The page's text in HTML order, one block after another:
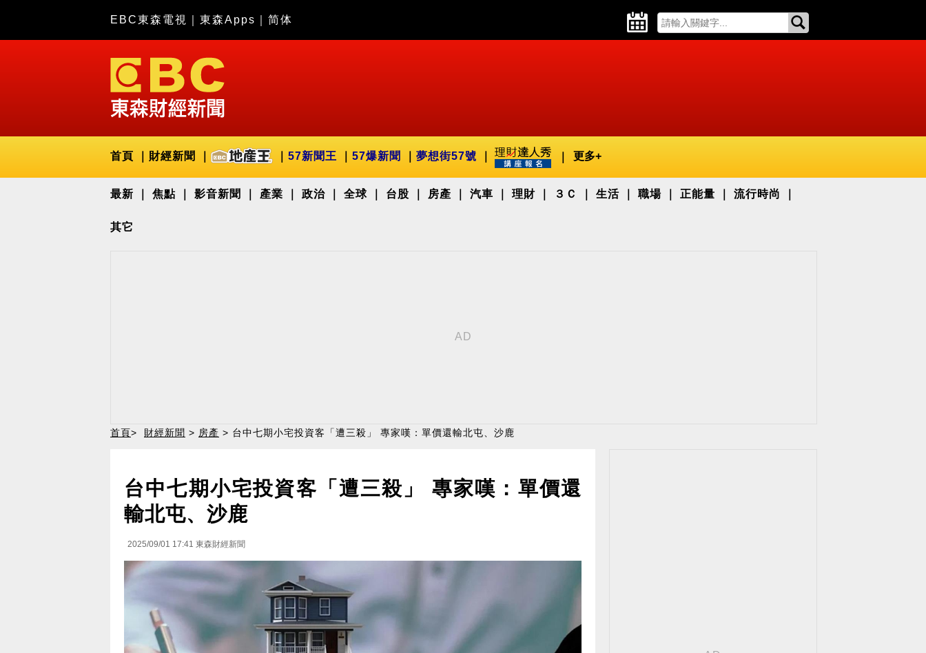
EBC東森電視 東森Apps 简体
首頁 財經新聞 57新聞王 57爆新聞 夢想街57號 更多+
最新 焦點 影音新聞 產業 政治 全球 台股 房產 汽車 理財 ３Ｃ 生活 職場 正能量 流行時尚
其它
首頁> 財經新聞 > 房產 > 台中七期小宅投資客「遭三殺」 專家嘆：單價還輸北屯、沙鹿
台中七期小宅投資客「遭三殺」 專家嘆：單價還
輸北屯、沙鹿
2025/09/01 17:41 東森財經新聞